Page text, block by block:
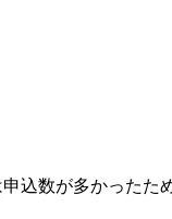
込数が多かった